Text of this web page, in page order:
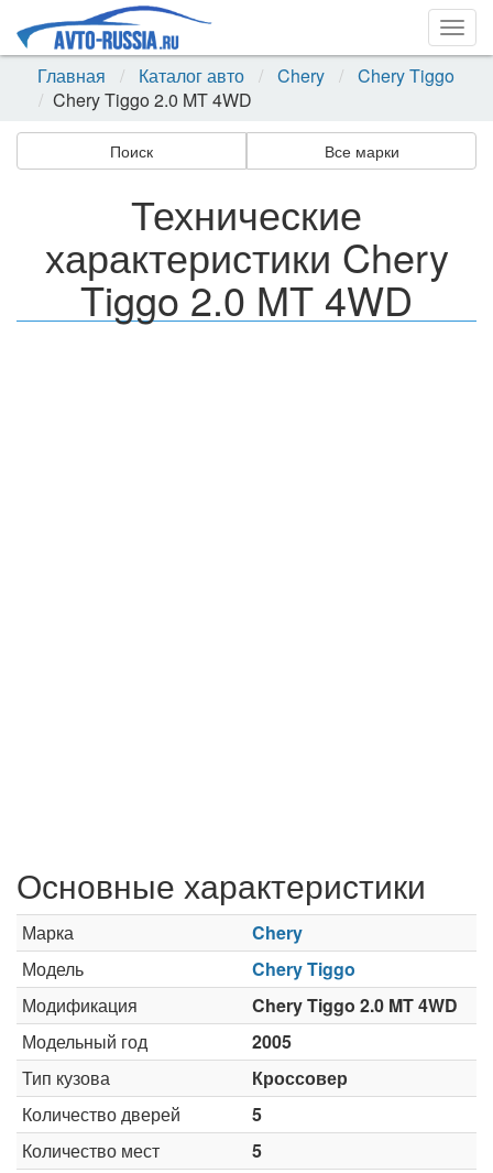
Главная
Каталог авто Chery
Chery Tiggo
Chery Tiggo 2.0 MT 4WD
Поиск Все марки
Технические
характеристики Chery
Tiggo 2.0 MT 4WD
Основные характеристики
Марка
Chery
Модель
Chery Tiggo
Модификация
Chery Tiggo 2.0 MT 4WD
Модельный год
2005
Тип кузова
Кроссовер
Количество дверей
5
Количество мест
5